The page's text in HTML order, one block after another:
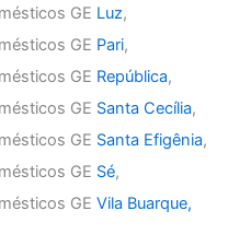
GE Luz,
GE Pari,
GE República,
GE Santa Cecília,
GE Santa Efigênia,
GE Sé,
GEVila Buarque,